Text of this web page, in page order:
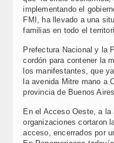
implementando el
FMI, ha llevado a una
familias en todo el
Prefectura Nacional y la
cordón para contener la
los manifestantes, que
la avenida Mitre mano a
provincia de Buenos
En el Acceso Oeste, a
organizaciones cortaron
acceso, encerrados por